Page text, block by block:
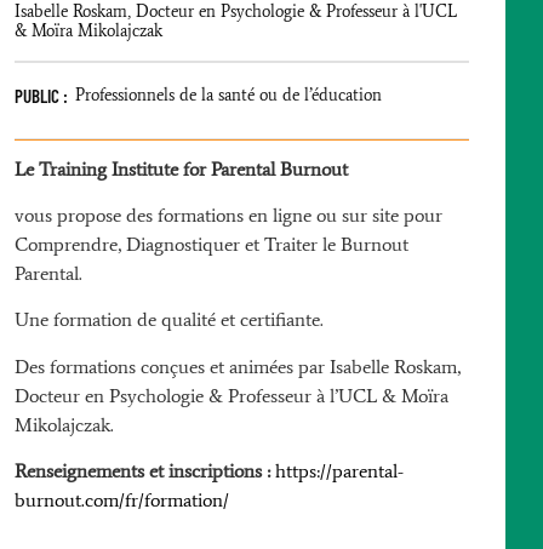
Isabelle Roskam, Docteur en Psychologie & Professeur à l'UCL
& Moïra Mikolajczak
PUBLIC : Professionnels de la santé ou de l’éducation
Le Training Institute for Parental Burnout
vous propose des formations en ligne ou sur site pour
Comprendre, Diagnostiquer et Traiter le Burnout
Parental.
Une formation de qualité et certifiante.
Des formations conçues et animées par Isabelle Roskam,
Docteur en Psychologie & Professeur à l’UCL & Moïra
Mikolajczak.
Renseignements et inscriptions :https://parental-
burnout.com/fr/formation/